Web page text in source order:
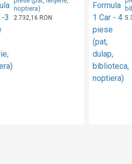
noptiera)
2.732,16 RON